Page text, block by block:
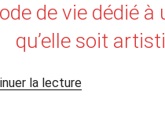
de vie dédié
qu’elle soit
la lecturede